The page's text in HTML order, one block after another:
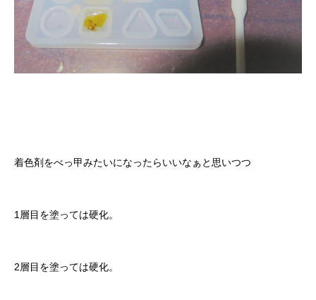
着色剤をべっ甲みたいになったらいいなぁと思いつつ
1層目を塗っては硬化。
2層目を塗っては硬化。